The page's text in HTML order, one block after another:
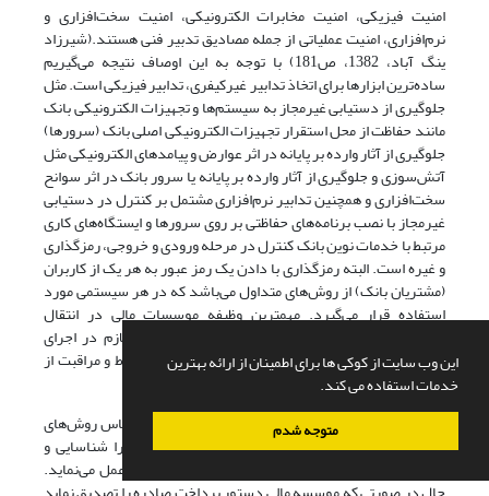
این وب سایت از کوکی ها برای اطمینان از ارائه بهترین
خدمات استفاده می کند.
متوجه شدم
امنیت فیزیکی، امنیت مخابرات الکترونیکی، امنیت سخت‌افزاری و
نرم‌افزاری، امنیت عملیاتی از جمله مصادیق تدبیر فنی هستند.(شیرزاد
ینگ آباد، 1382، ص181) با توجه به این اوصاف نتیجه می‌گیریم
ساده‌ترین ابزارها برای اتخاذ تدابیر غیرکیفری، تدابیر فیزیکی است. مثل
جلوگیری از دستیابی غیرمجاز به سیستم‌ها و تجهیزات الکترونیکی بانک
مانند حفاظت از محل استقرار تجهیزات الکترونیکی اصلی بانک (سرورها)
جلوگیری از آثار وارده بر پایانه در اثر عوارض و پیامدهای الکترونیکی مثل
آتش‌سوزی و جلوگیری از آثار وارده بر پایانه یا سرور بانک در اثر سوانح
سخت‌افزاری و همچنین تدابیر نرم‌افزاری مشتمل بر کنترل در دستیابی
غیرمجاز با نصب برنامه‌های حفاظتی بر روی سرورها و ایستگاه‌های کاری
مرتبط با خدمات نوین بانک کنترل در مرحله ورودی و خروجی، رمزگذاری
و غیره است. البته رمزگذاری با دادن یک رمز عبور به هر یک از کاربران
(مشتریان بانک) از روش‌های متداول می‌باشد که در هر سیستمی مورد
استفاده قرار می‌گیرد. مهمترین وظیفه موسسات مالی در انتقال
الکترونیکی وجوه، رعایت کلیه احتیاط‌ها و مراقبت‌های لازم در اجرای
دستور پرداخت صادره توسط مشتری است. رعایت احتیاط و مراقبت از
جانب موسسه مالی می‌تواند دارای دو جنبه باشد:
اول آنکه در انتقال الکترونیکی وجوه، موسسه مالی براساس روش‌های
امنیتی مورد توافق با مشتری، دستور پرداخت صادره را شناسایی و
تصدیق نموده و در صورت تأیید و تصدیق بر مبنای آن عمل می‌نماید.